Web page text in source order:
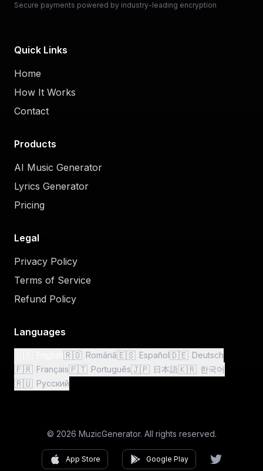
Secure payments powered by industry-leading encryption
Quick Links
Home
How It Works
Contact
Products
AI Music Generator
Lyrics Generator
Pricing
Legal
Privacy Policy
Terms of Service
Refund Policy
Languages
🇷🇴 Română🇪🇸 Español🇩🇪 Deutsch
🇫🇷 Français🇵🇹 Português🇯🇵 日本語🇰🇷 한국어
🇷🇺 Русский
© 2026 MuzicGenerator. All rights reserved.
App Store Google Play